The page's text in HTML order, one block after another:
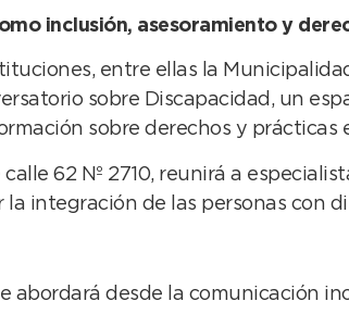
inclusión, asesoramiento y
entre ellas la
sobre Discapacidad, un
sobre derechos y prácticas
62 Nº 2710, reunirá a
integración de las personas con
abordará desde la comunicación